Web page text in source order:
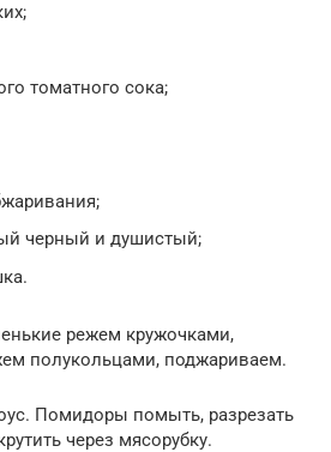
томатного сока;
черный и душистый;
режем кружочками,
полукольцами, поджариваем.
Помидоры помыть, разрезать
через мясорубку.